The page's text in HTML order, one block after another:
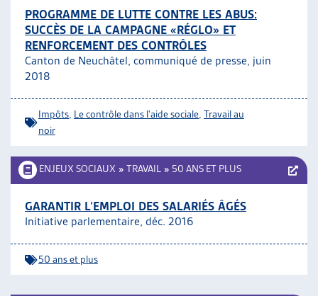
PROGRAMME DE LUTTE CONTRE LES ABUS:
SUCCÈS DE LA CAMPAGNE «RÉGLO» ET
RENFORCEMENT DES CONTRÔLES
Canton de Neuchâtel, communiqué de presse, juin
2018
Impôts Le contrôle dans l'aide sociale Travail au
noir
ENJEUX SOCIAUX » TRAVAIL » 50 ANS ET PLUS
GARANTIR L’EMPLOI DES SALARIÉS ÂGÉS
Initiative parlementaire, déc. 2016
50 ans et plus